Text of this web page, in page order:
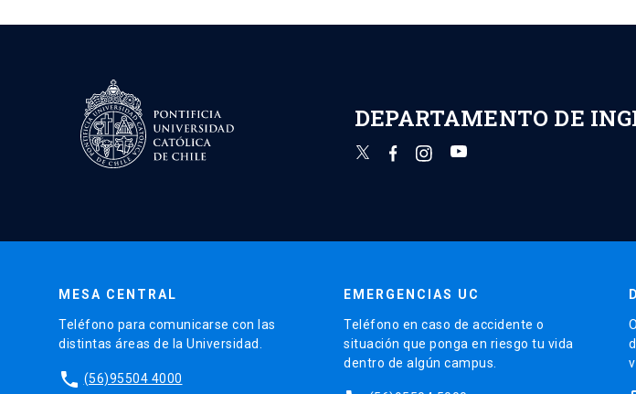
DEPARTAMENTO DE
MESA CENTRAL
Teléfono para comunicarse con las
distintas áreas de la Universidad.
phone (56)95504 4000
EMERGENCIAS UC
Teléfono en caso de accidente o
situación que ponga en riesgo tu vida
dentro de algún campus.